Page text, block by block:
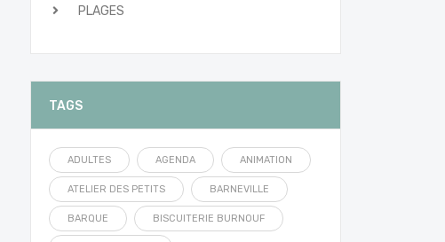
PLAGES
TAGS
ADULTES AGENDA ANIMATION
ATELIER DES PETITS BARNEVILLE
BARQUE BISCUITERIE BURNOUF